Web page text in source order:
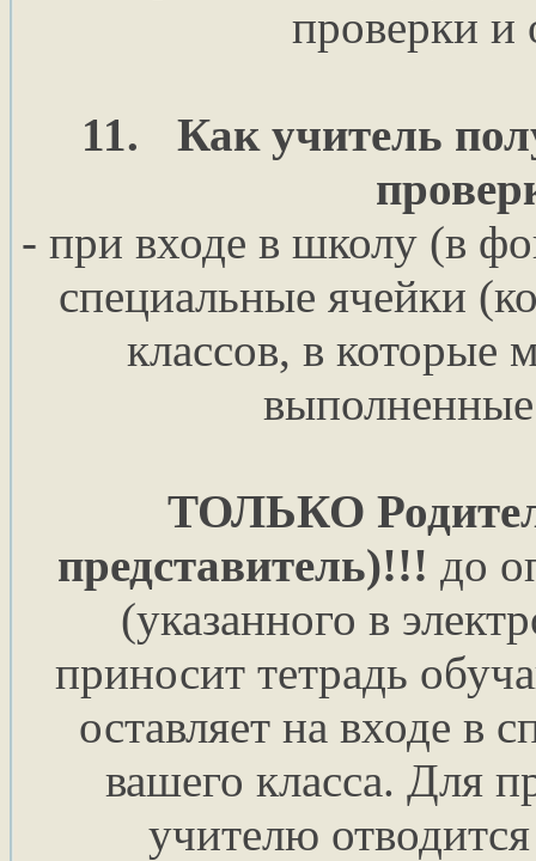
проверки и
11.
Как учитель
- при входе в школу (в
специальные ячейки
классов, в которые
ТОЛЬКО
представитель)!!! до
(указанного в
приносит тетрадь
оставляет на входе в
вашего класса. Для
учителю